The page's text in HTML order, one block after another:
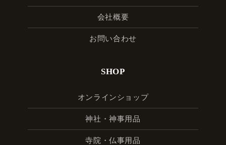
会社概要
お問い合わせ
SHOP
オンラインショップ
神社・神事用品
寺院・仏事用品